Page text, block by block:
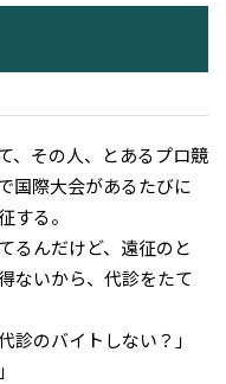
、その人、とあるプロ競
国際大会があるたびに
する。
るんだけど、遠征のと
ないから、代診をたて
診のバイトしない？」